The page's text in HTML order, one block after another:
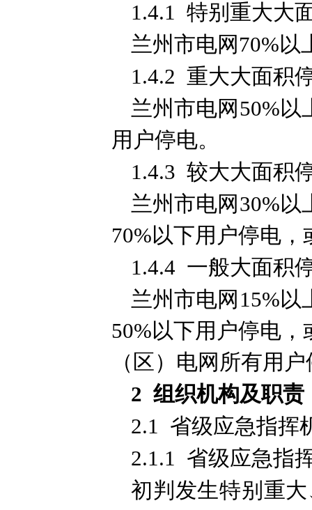
1.4.1 特别重大大
兰州市电网70%以
1.4.2 重大大面积
兰州市电网50%以
用户停电。
1.4.3 较大大面积
兰州市电网30%以
70%以下用户停电
1.4.4 一般大面积
兰州市电网15%以
50%以下用户停电
（区）电网所有用
2 组织机构及职责
2.1 省级应急指挥
2.1.1 省级应急指
初判发生特别重